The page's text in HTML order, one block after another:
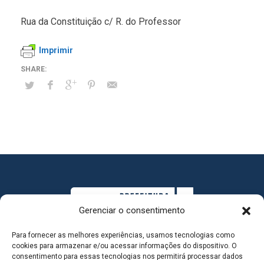
Gerenciar o consentimento
Para fornecer as melhores experiências, usamos tecnologias como
cookies para armazenar e/ou acessar informações do dispositivo. O
consentimento para essas tecnologias nos permitirá processar dados
Rua da Constituição c/ R. do Professor
Imprimir